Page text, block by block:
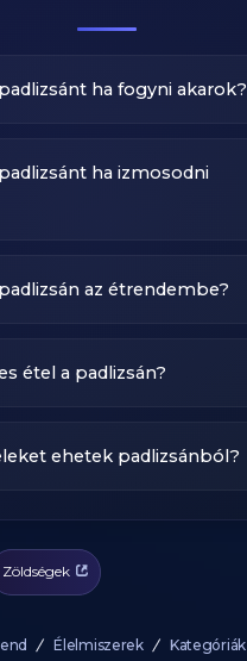
ha fogyni akarok?
ha izmosodni
az étrendembe?
étel a padlizsán?
ehetek padlizsánból?
Zöldségek
Élelmiszerek Kategóriák